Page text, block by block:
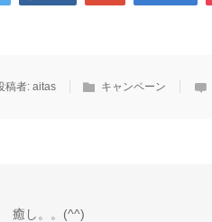
稿者: aitas キャンペーン
癒し。。(^^)